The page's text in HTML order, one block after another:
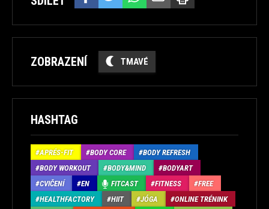
ZOBRAZENÍ TMAVÉ
HASHTAG
APRÉS-FIT BODY CORE
BODY REFRESH
BODY WORKOUT
BODY&MIND
BODYART
CVIČENÍ
EN FITCAST FITNESS
FREE
HEALTHFACTORY
HIIT JÓGA
ONLINE TRÉNINK